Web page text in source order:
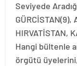
Seviyede
GÜRCİSTAN(9),
HIRVATİSTAN,
Hangi bültenle
örgütü